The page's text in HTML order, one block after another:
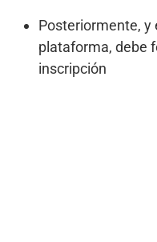
Posteriormente, y
plataforma, debe
inscripción